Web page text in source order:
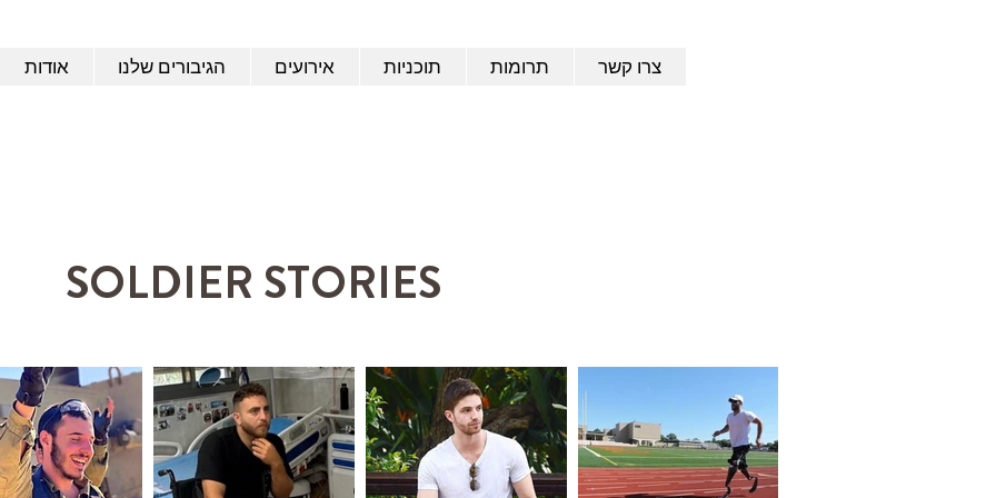
אודות הגיבורים שלנו אירועים תוכניות תרומות צרו קשר
SOLDIER STORIES